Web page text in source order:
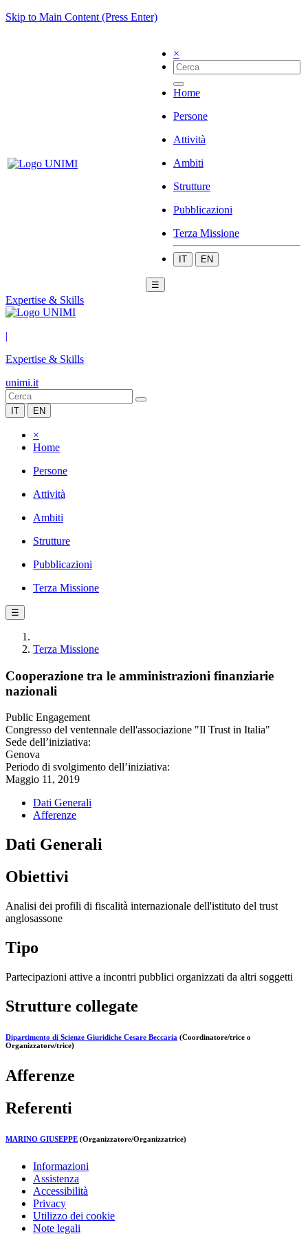
Skip to Main Content (Press Enter)
×
Home
Persone
Attività
Ambiti
Strutture
Pubblicazioni
Terza Missione
IT EN
☰
Expertise & Skills
|
Expertise & Skills
unimi.it
IT EN
×
Home
Persone
Attività
Ambiti
Strutture
Pubblicazioni
Terza Missione
☰
Terza Missione
Cooperazione tra le amministrazioni finanziarie
nazionali
Public Engagement
Congresso del ventennale dell'associazione "Il Trust in Italia"
Sede dell’iniziativa:
Genova
Periodo di svolgimento dell’iniziativa:
Maggio 11, 2019
Dati Generali
Afferenze
Dati Generali
Obiettivi
Analisi dei profili di fiscalità internazionale dell'istituto del trust
anglosassone
Tipo
Partecipazioni attive a incontri pubblici organizzati da altri soggetti
Strutture collegate
Dipartimento di Scienze Giuridiche Cesare Beccaria (Coordinatore/trice o
Organizzatore/trice)
Afferenze
Referenti
MARINO GIUSEPPE (Organizzatore/Organizzatrice)
Informazioni
Assistenza
Accessibilità
Privacy
Utilizzo dei cookie
Note legali